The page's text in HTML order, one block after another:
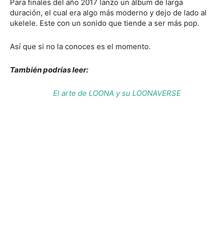
Para finales del año 2017 lanzo un álbum de larga
duración, el cual era algo más moderno y dejo de lado al
ukelele. Este con un sonido que tiende a ser más pop.
Así que si no la conoces es el momento.
También podrías leer:
El arte de LOONA y su LOONAVERSE